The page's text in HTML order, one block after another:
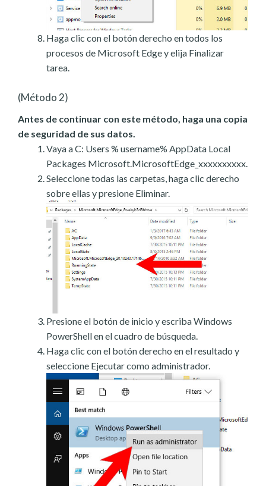
Haga clic con el botón derecho en todos los
procesos de Microsoft Edge y elija Finalizar
tarea.
(Método 2)
Antes de continuar con este método, haga una copia
de seguridad de sus datos.
Vaya a C: Users % username% AppData Local
Packages Microsoft.MicrosoftEdge_xxxxxxxxxx.
Seleccione todas las carpetas, haga clic derecho
sobre ellas y presione Eliminar.
Presione el botón de inicio y escriba Windows
PowerShell en el cuadro de búsqueda.
Haga clic con el botón derecho en el resultado y
seleccione Ejecutar como administrador.